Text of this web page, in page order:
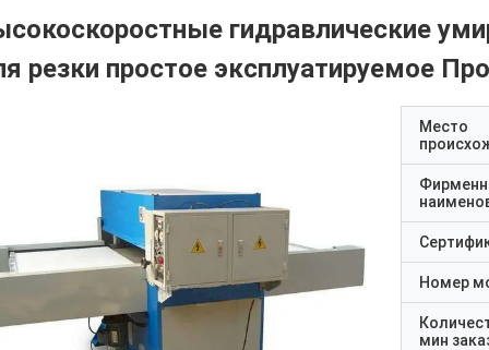
гидравлические
резки простое эксплуатируемое
Место
Номер
мин